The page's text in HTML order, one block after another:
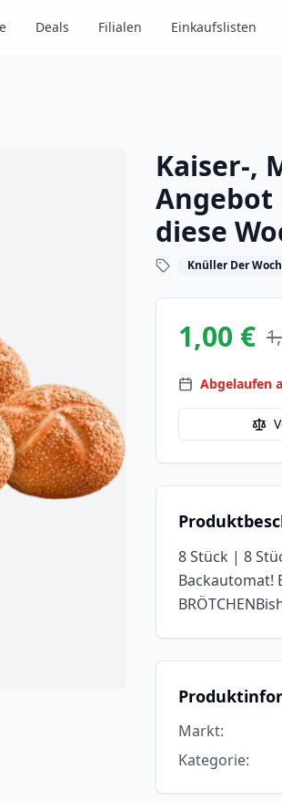
Deals Filialen Einkaufslisten
Kaiser-,
Angebot
diese
Knüller Der
1,00 €
Abgelaufen
8 Stück | 8
Backautomat!
Markt:
Kategorie: